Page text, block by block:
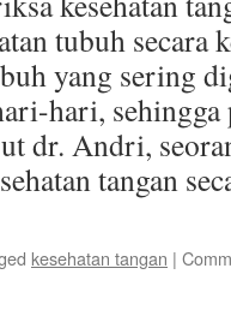
tubuh secara
yang sering
hari,
dr. Andri,
tangan
kesehatan tangan |